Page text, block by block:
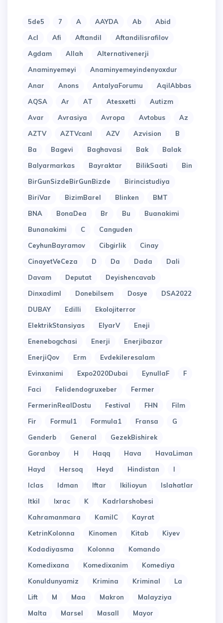
5de5 7 A AAYDA Ab
Abid
Acl
Afi Aftandil
Aftandilisrafilov
Agdam
Allah
Alternativenerji
Anaminyemeyi
Anaminyemeyindenyoxdur
Anar
Anons AntalyaForumu
AqilAbbas
AQSA
Ar AT Atesxetti
Autizm
Avar
Avrasiya Avropa Avtobus
Az
AZTV
AZTVcanl AZV Azvision
B
Ba
Bagevi Baghavasi Bak
Balak
Balyarmarkas
Bayraktar BilikSaati
Bin
BirGunSizdeBirGunBizde
Birincistudiya
BiriVar
BizimBarel Blinken
BMT
BNA
BonaDea Br Bu
Buanakimi
Bunanakimi
C
Canguden
CeyhunBayramov
Cibgirlik
Cinay
CinayetVeCeza
D Da Dada
Dali
Davam
Deputat
Deyishencavab
Dinxadiml
Donebilsem Dosye
DSA2022
DUBAY
Edilli
Ekolojiterror
ElektrikStansiyas
ElyarV
Eneji
Enenebogchasi
Enerji
Enerjibazar
EnerjiQov
Erm
Evdekileresalam
Evinxanimi
Expo2020Dubai EynullaF
F
Faci
Felidendogruxeber
Fermer
FermerinRealDostu
Festival FHN
Film
Fir
Formul1 Formula1 Fransa
G
Genderb
General
GezekBishirek
Goranboy
H Haqq Hava
HavaLiman
Hayd
Hersoq Heyd Hindistan
I
Iclas
Idman Iftar Ikilioyun
Islahatlar
Itkil
Ixrac K
Kadrlarshobesi
Kahramanmara
KamilC
Kayrat
KetrinKolonna
Kinomen Kitab
Kiyev
Kodadiyasma
Kolonna
Komando
Komedixana
Komedixanim
Komediya
Konuldunyamiz
Krimina Kriminal
La
Lift
M Maa Makron
Malayziya
Malta
Marsel Masall
Mayor